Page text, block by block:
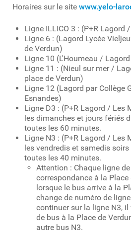
Horaires sur le site www.yelo-
Ligne ILLICO 3 : (P+R Lagord
Ligne 6 : (Lagord Lycée
de Verdun)
Ligne 10 (L'Houmeau /
Ligne 11 : (Nieul sur mer /
place de Verdun)
Ligne 12 (Lagord par Collège
Esnandes)
Ligne D3 : (P+R Lagord / Les
les dimanches et jours fériés
toutes les 60 minutes.
Ligne N3 : (P+R Lagord / Les
les vendredis et samedis
toutes les 40 minutes.
Attention : Chaque ligne
correspondance à la
lorsque le bus arrive à la
change de numéro de
continuer sur la ligne N3,
de bus à la Place de
autre bus N3.